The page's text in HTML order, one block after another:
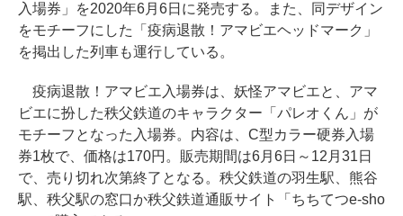
入場券」を2020年6月6日に発売する。また、同デザイン
をモチーフにした「疫病退散！アマビエヘッドマーク」
を掲出した列車も運行している。
疫病退散！アマビエ入場券は、妖怪アマビエと、アマ
ビエに扮した秩父鉄道のキャラクター「パレオくん」が
モチーフとなった入場券。内容は、C型カラー硬券入場
券1枚で、価格は170円。販売期間は6月6日～12月31日
で、売り切れ次第終了となる。秩父鉄道の羽生駅、熊谷
駅、秩父駅の窓口か秩父鉄道通販サイト「ちちてつe-sho